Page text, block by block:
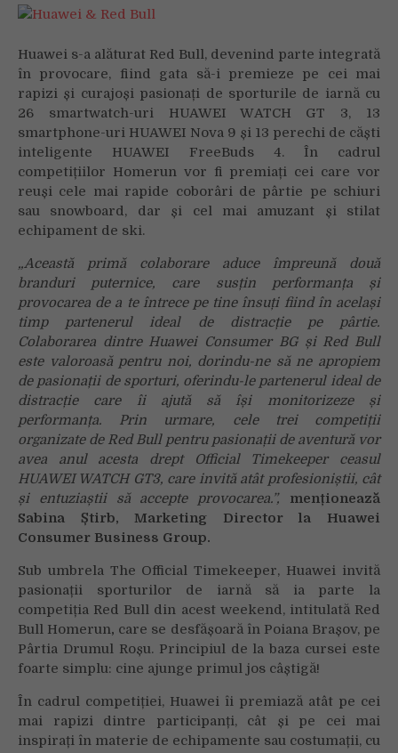
Huawei s-a alăturat Red Bull, devenind parte integrată
în provocare, fiind gata să-i premieze pe cei mai
rapizi și curajoși pasionați de sporturile de iarnă cu
26 smartwatch-uri HUAWEI WATCH GT 3, 13
smartphone-uri HUAWEI Nova 9 și 13 perechi de căști
inteligente HUAWEI FreeBuds 4. În cadrul
competițiilor Homerun vor fi premiați cei care vor
reuși cele mai rapide coborâri de pârtie pe schiuri
sau snowboard, dar și cel mai amuzant și stilat
echipament de ski.
„Această primă colaborare aduce împreună două
branduri puternice, care susțin performanța și
provocarea de a te întrece pe tine însuți fiind în același
timp partenerul ideal de distracție pe pârtie.
Colaborarea dintre Huawei Consumer BG și Red Bull
este valoroasă pentru noi, dorindu-ne să ne apropiem
de pasionații de sporturi, oferindu-le partenerul ideal de
distracție care îi ajută să își monitorizeze și
performanța. Prin urmare, cele trei competiții
organizate de Red Bull pentru pasionații de aventură vor
avea anul acesta drept Official Timekeeper ceasul
HUAWEI WATCH GT3, care invită atât profesioniștii, cât
și entuziaștii să accepte provocarea.”, menționează
Sabina Știrb, Marketing Director la Huawei
Consumer Business Group.
Sub umbrela The Official Timekeeper, Huawei invită
pasionații sporturilor de iarnă să ia parte la
competiția Red Bull din acest weekend, intitulată Red
Bull Homerun, care se desfășoară în Poiana Brașov, pe
Pârtia Drumul Roșu. Principiul de la baza cursei este
foarte simplu: cine ajunge primul jos câștigă!
În cadrul competiției, Huawei îi premiază atât pe cei
mai rapizi dintre participanți, cât și pe cei mai
inspirați în materie de echipamente sau costumații, cu